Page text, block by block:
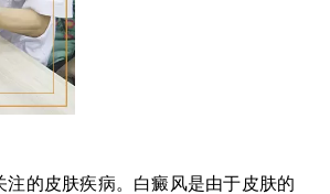
的皮肤疾病。白癜风是由于皮肤的